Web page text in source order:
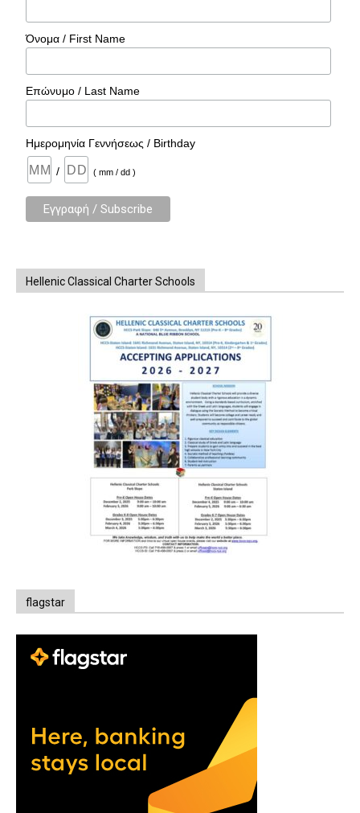
Όνομα / First Name
Επώνυμο / Last Name
Ημερομηνία Γεννήσεως / Birthday
/ ( mm / dd )
Hellenic Classical Charter Schools
flagstar